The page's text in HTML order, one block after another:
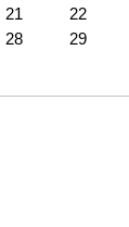
21
22
28
29